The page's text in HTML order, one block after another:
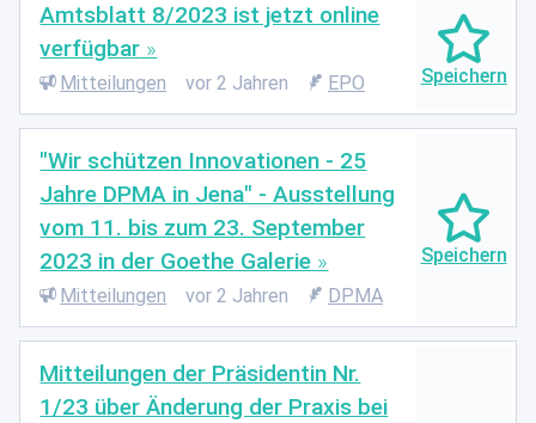
Amtsblatt 8/2023 ist jetzt online
verfügbar
Mitteilungen vor 2 Jahren EPO
"Wir schützen Innovationen - 25
Jahre DPMA in Jena" - Ausstellung
vom 11. bis zum 23. September
2023 in der Goethe Galerie
Mitteilungen vor 2 Jahren DPMA
Mitteilungen der Präsidentin Nr.
1/23 über Änderung der Praxis bei